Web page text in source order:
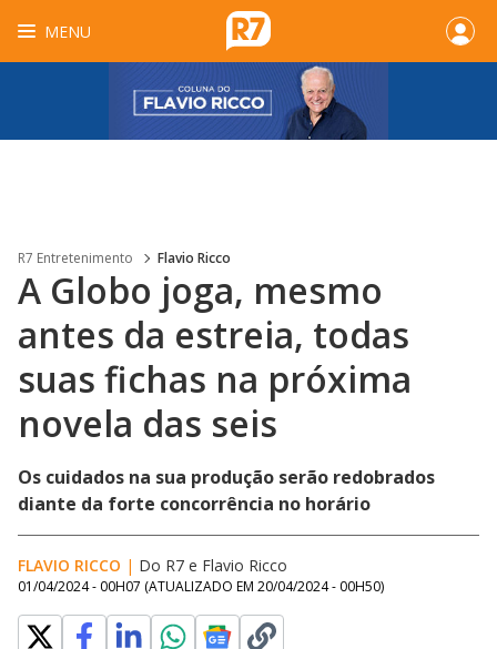
MENU
R7 Entretenimento Flavio Ricco
A Globo joga, mesmo
antes da estreia, todas
suas fichas na próxima
novela das seis
Os cuidados na sua produção serão redobrados
diante da forte concorrência no horário
FLAVIO RICCO | Do R7 e Flavio Ricco
01/04/2024 - 00H07 (ATUALIZADO EM 20/04/2024 - 00H50)